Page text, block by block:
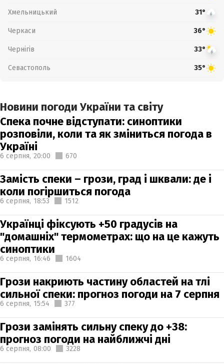
Хмельницький 31°
Черкаси 36°
Чернігів 33°
Севастополь 35°
Новини погоди України та світу
Спека почне відступати: синоптики
розповіли, коли та як зміниться погода в
Україні
6 серпня, 20:00 670
Замість спеки – грози, град і шквали: де і
коли погіршиться погода
6 серпня, 18:53 1512
Українці фіксують +50 градусів на
"домашніх" термометрах: що на це кажуть
синоптики
6 серпня, 16:46 1604
Грози накриють частину областей на тлі
сильної спеки: прогноз погоди на 7 серпня
6 серпня, 15:54 377
Грози замінять сильну спеку до +38:
прогноз погоди на найближчі дні
6 серпня, 08:00 3228